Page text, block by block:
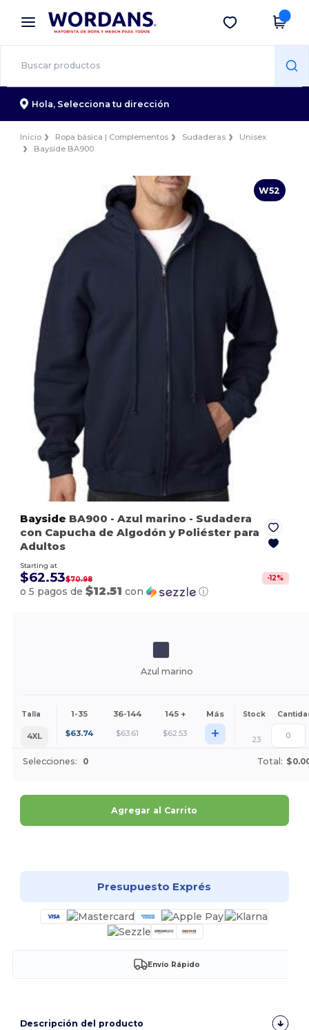
× App de Wordans
¡Mejores precios en app!
Descargar app
Hola, Selecciona tu dirección
Inicio Ropa básica | Complementos Sudaderas
Unisex
Bayside BA900
W52
Bayside BA900 - Azul marino - Sudadera
con Capucha de Algodón y Poliéster para
Adultos
Starting at
$62.53$70.98 -12%
o 5 pagos de$12.51 con ⓘ
Azul marino
Talla 1-35 36-144 145 + Más Stock
4XL $63.74 $63.61 $62.53 + 23
Selecciones: 0 Total:
Agregar al Carrito
Presupuesto Exprés
Envío Rápido
Descripción del producto